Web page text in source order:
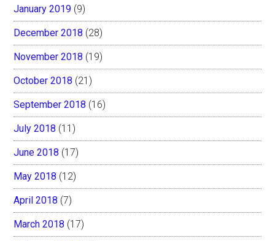
January 2019 (9)
December 2018 (28)
November 2018 (19)
October 2018 (21)
September 2018 (16)
July 2018 (11)
June 2018 (17)
May 2018 (12)
April 2018 (7)
March 2018 (17)